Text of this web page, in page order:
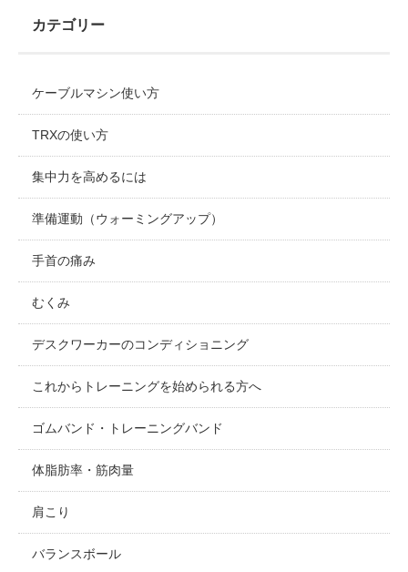
カテゴリー
ケーブルマシン使い方
TRXの使い方
集中力を高めるには
準備運動（ウォーミングアップ）
手首の痛み
むくみ
デスクワーカーのコンディショニング
これからトレーニングを始められる方へ
ゴムバンド・トレーニングバンド
体脂肪率・筋肉量
肩こり
バランスボール